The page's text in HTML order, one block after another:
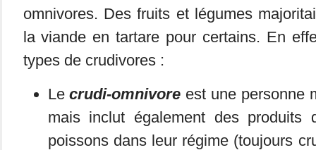
omnivores. Des fruits et légumes
la viande en tartare pour certains. En
types de crudivores :
Lecrudi-omnivore est une personne
mais inclut également des produits
poissons dans leur régime (toujours